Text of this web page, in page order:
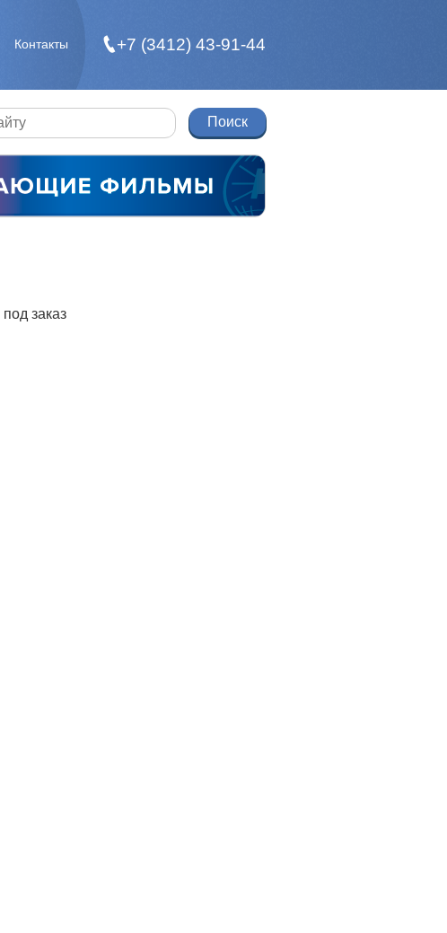
Контакты +7 (3412) 43-91-44
под заказ